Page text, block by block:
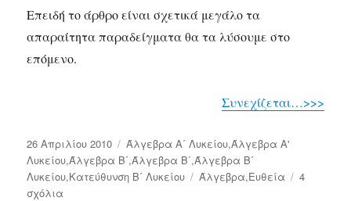
Επειδή το άρθρο είναι σχετικά μεγάλο τα
απαραίτητα παραδείγματα θα τα λύσουμε στο
επόμενο.
Συνεχίζεται…>>>
Δημοσιεύτηκε
την
26 Απριλίου 2010 Κατηγορίες
Άλγεβρα Α΄ Λυκείου,Άλγεβρα Α'
Λυκείου,Άλγεβρα Β΄,Άλγεβρα Β΄,Άλγεβρα Β΄
Λυκείου,Κατεύθυνση Β΄ Λυκείου Ετικέτες
Άλγεβρα,Ευθεία
4
σχόλια